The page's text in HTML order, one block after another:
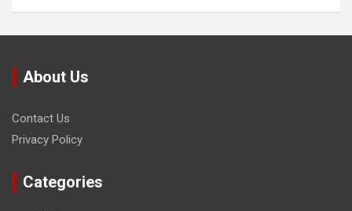
About Us
Contact Us
Privacy Policy
Categories